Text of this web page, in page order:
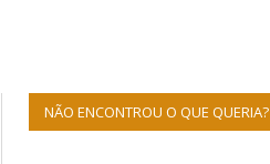
NÃO ENCONTROU O QUE QUERIA?